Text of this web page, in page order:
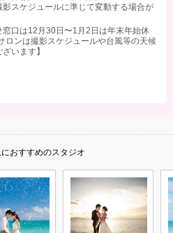
スケジュールに準じて変動する場合が
口は12月30日〜1月2日は年末年始休
ンは撮影スケジュールや台風等の天候
います】
おすすめのスタジオ